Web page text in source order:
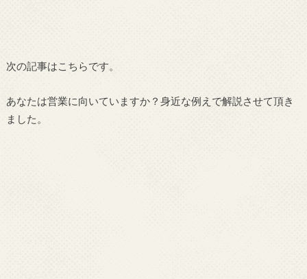
次の記事はこちらです。
あなたは営業に向いていますか？身近な例えで解説させて頂き
ました。